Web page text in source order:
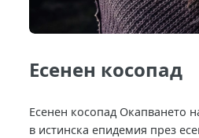
Есенен косопад
Есенен косопад Окапването
в истинска епидемия през